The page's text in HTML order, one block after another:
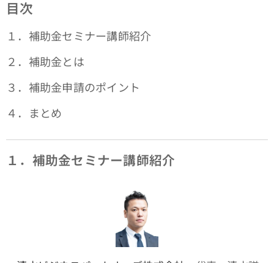
目次
１．補助金セミナー講師紹介
２．補助金とは
３．補助金申請のポイント
４．まとめ
１．補助金セミナー講師紹介